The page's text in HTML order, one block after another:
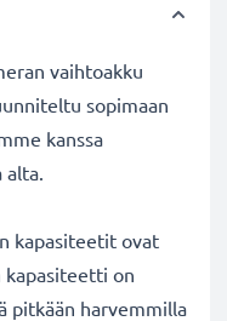
vaihtoakku
sopimaan
kanssa
alta.
kapasiteetit ovat
kapasiteetti on
pitkään harvemmilla